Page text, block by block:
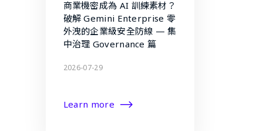
商業機密成為 AI 訓練素材？
破解 Gemini Enterprise 零
外洩的企業級安全防線 — 集
中治理 Governance 篇
2026-07-29
Learn more